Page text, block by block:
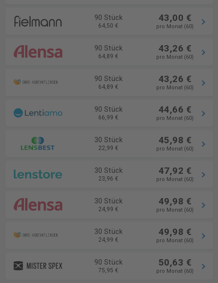
90 Stück
64,50 €
43,00 €
pro Monat (60)
90 Stück
64,89 €
43,26 €
pro Monat (60)
90 Stück
64,89 €
43,26 €
pro Monat (60)
90 Stück
66,99 €
44,66 €
pro Monat (60)
30 Stück
22,99 €
45,98 €
pro Monat (60)
30 Stück
23,96 €
47,92 €
pro Monat (60)
30 Stück
24,99 €
49,98 €
pro Monat (60)
30 Stück
24,99 €
49,98 €
pro Monat (60)
90 Stück
75,95 €
50,63 €
pro Monat (60)